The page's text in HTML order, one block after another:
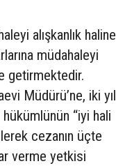
alışkanlık haline
müdahaleyi
getirmektedir.
Müdürü’ne, iki yıl
“iyi hali
cezanın üçte
verme yetkisi